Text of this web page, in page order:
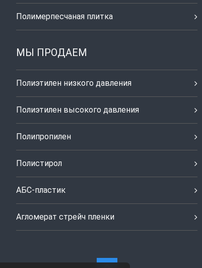
Полимерпесчаная плитка
МЫ ПРОДАЕМ
Полиэтилен низкого давления
Полиэтилен высокого давления
Полипропилен
Полистирол
АБС-пластик
Агломерат стрейч пленки